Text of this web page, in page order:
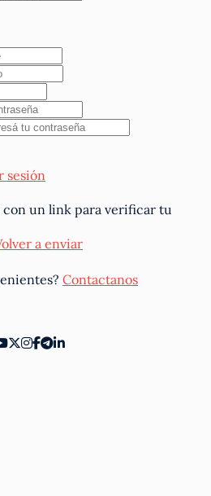
sesión
con un link para verificar tu
a enviar
Contactanos